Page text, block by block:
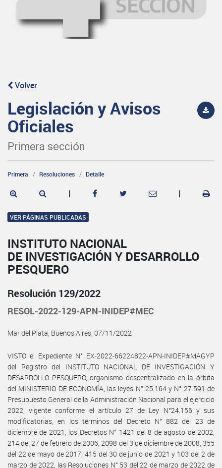
Volver
Legislación y Avisos
Oficiales
Primera sección
Primera Resoluciones Detalle
| |
VER PÁGINAS PUBLICADAS
INSTITUTO NACIONAL
DE INVESTIGACIÓN Y DESARROLLO
PESQUERO
Resolución 129/2022
RESOL-2022-129-APN-INIDEP#MEC
Mar del Plata, Buenos Aires, 07/11/2022
VISTO el Expediente N° EX-2022-66224822-APN-INIDEP#MAGYP
del Registro del INSTITUTO NACIONAL DE INVESTIGACIÓN Y
DESARROLLO PESQUERO, organismo descentralizado en la órbita
del MINISTERIO DE ECONOMÍA, las leyes N° 25.164 y N° 27.591 de
Presupuesto General de la Administración Nacional para el ejercicio
2022, vigente conforme el artículo 27 de Ley N°24.156 y sus
modificatorias, en los términos del Decreto N° 882 del 23 de
diciembre de 2021, los Decretos N° 1421 del 8 de agosto de 2002,
214 del 27 de febrero de 2006, 2098 del 3 de diciembre de 2008, 355
del 22 de mayo de 2017, 415 del 30 de junio de 2021 y 103 del 2 de
marzo de 2022, las Resoluciones N° 53 del 22 de marzo de 2022 de